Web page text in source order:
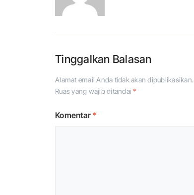
Tinggalkan Balasan
Alamat email Anda tidak akan dipublikasikan.
Ruas yang wajib ditandai*
Komentar *